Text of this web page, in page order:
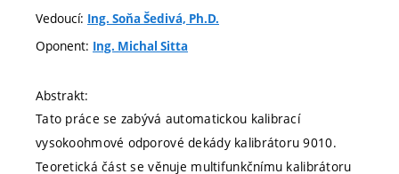
Vedoucí: Ing. Soňa Šedivá, Ph.D.
Oponent: Ing. Michal Sitta
Abstrakt:
Tato práce se zabývá automatickou kalibrací
vysokoohmové odporové dekády kalibrátoru 9010.
Teoretická část se věnuje multifunkčnímu kalibrátoru